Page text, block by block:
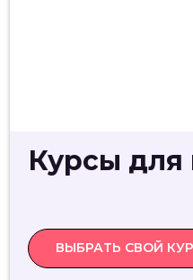
Курсы для
ВЫБРАТЬ СВОЙ